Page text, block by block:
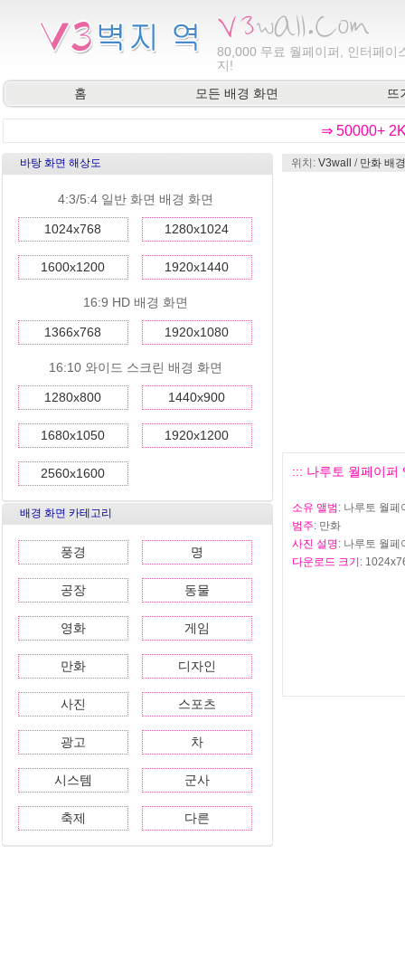
80,000 무료 월페이퍼, 인터페이
지!
홈
모든 배경 화면 뜨
⇒ 50000+
바탕 화면 해상도
4:3/5:4 일반 화면 배경 화면
1024x768 1280x1024
1600x1200 1920x1440
16:9 HD 배경 화면
1366x768 1920x1080
16:10 와이드 스크린 배경 화면
1280x800 1440x900
1680x1050 1920x1200
2560x1600
배경 화면 카테고리
풍경 명
공장 동물
영화 게임
만화 디자인
사진 스포츠
광고 차
시스템 군사
축제 다른
위치: V3wall / 만화 배
::: 나루토 월페이퍼
소유 앨범 : 나루토 월페
범주: 만화
사진 설명: 나루토 월페
다운로드 크기 :